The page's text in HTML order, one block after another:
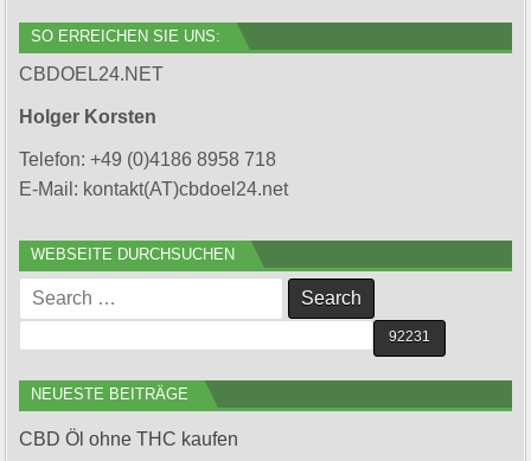
SO ERREICHEN SIE UNS:
CBDOEL24.NET
Holger Korsten
Telefon: +49 (0)4186 8958 718
E-Mail: kontakt(AT)cbdoel24.net
WEBSEITE DURCHSUCHEN
Search
for:
NEUESTE BEITRÄGE
CBD Öl ohne THC kaufen